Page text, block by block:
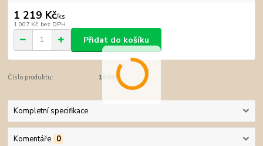
1 219 Kč/ks
1 007 Kč bez DPH
Přidat do košíku
Číslo produktu: 18065
Kompletní specifikace
Komentáře 0